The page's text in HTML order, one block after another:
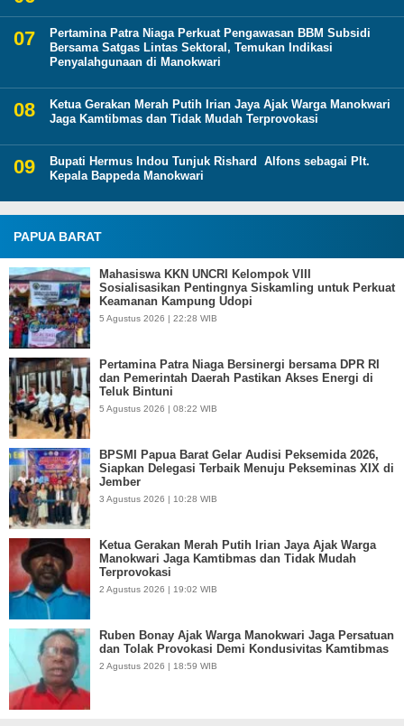
Pertamina Patra Niaga Perkuat Pengawasan BBM Subsidi
Bersama Satgas Lintas Sektoral, Temukan Indikasi
Penyalahgunaan di Manokwari
Ketua Gerakan Merah Putih Irian Jaya Ajak Warga Manokwari
Jaga Kamtibmas dan Tidak Mudah Terprovokasi
Bupati Hermus Indou Tunjuk Rishard Alfons sebagai Plt.
Kepala Bappeda Manokwari
PAPUA BARAT
Mahasiswa KKN UNCRI Kelompok VIII
Sosialisasikan Pentingnya Siskamling untuk Perkuat
Keamanan Kampung Udopi
5 Agustus 2026 | 22:28 WIB
Pertamina Patra Niaga Bersinergi bersama DPR RI
dan Pemerintah Daerah Pastikan Akses Energi di
Teluk Bintuni
5 Agustus 2026 | 08:22 WIB
BPSMI Papua Barat Gelar Audisi Peksemida 2026,
Siapkan Delegasi Terbaik Menuju Pekseminas XIX di
Jember
3 Agustus 2026 | 10:28 WIB
Ketua Gerakan Merah Putih Irian Jaya Ajak Warga
Manokwari Jaga Kamtibmas dan Tidak Mudah
Terprovokasi
2 Agustus 2026 | 19:02 WIB
Ruben Bonay Ajak Warga Manokwari Jaga Persatuan
dan Tolak Provokasi Demi Kondusivitas Kamtibmas
2 Agustus 2026 | 18:59 WIB